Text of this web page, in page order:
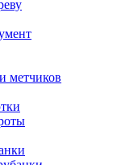
метчиков